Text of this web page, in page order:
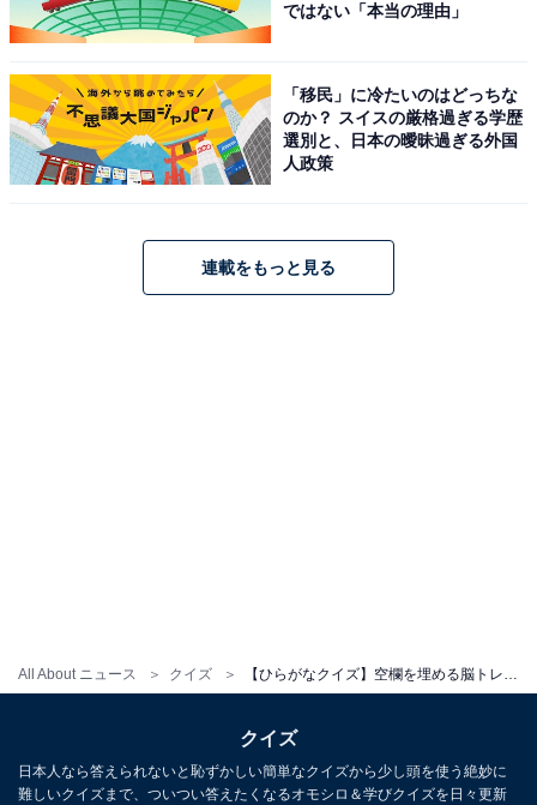
All About ニュース クイズ
ではない「本当の理由」
「移民」に冷たいのはどっちな
のか？ スイスの厳格過ぎる学歴
選別と、日本の曖昧過ぎる外国
人政策
連載をもっと見る
クイズ
日本人なら答えられないと恥ずかしい簡単なクイズから少し頭を使う絶妙に
難しいクイズまで、ついつい答えたくなるオモシロ＆学びクイズを日々更新